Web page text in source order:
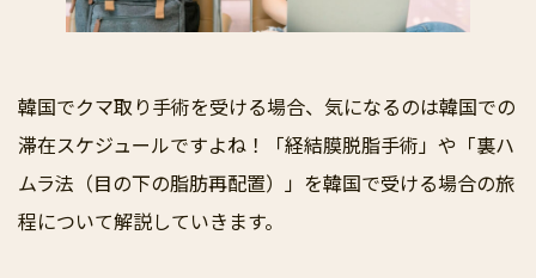
韓国でクマ取り手術を受ける場合、気になるのは韓国での
滞在スケジュールですよね！「経結膜脱脂手術」や「裏ハ
ムラ法（目の下の脂肪再配置）」を韓国で受ける場合の旅
程について解説していきます。